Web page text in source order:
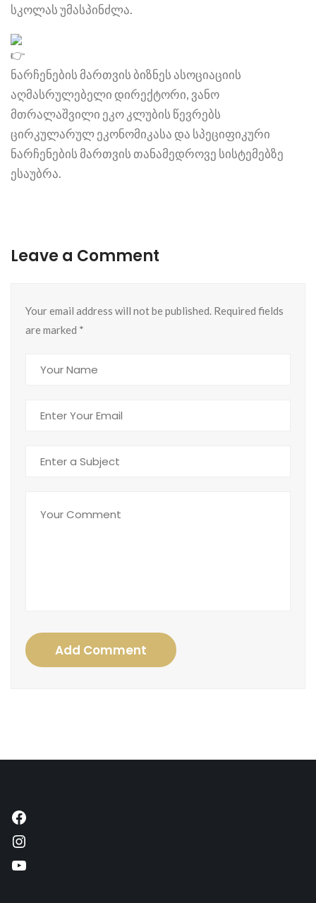
სკოლას უმასპინძლა.
ნარჩენების მართვის ბიზნეს ასოციაციის
აღმასრულებელი დირექტორი, ვანო
მთრალაშვილი ეკო კლუბის წევრებს
ცირკულარულ ეკონომიკასა და სპეციფიკური
ნარჩენების მართვის თანამედროვე სისტემებზე
ესაუბრა.
Leave a Comment
Your email address will not be published. Required fields
are marked *
Add Comment
Facebook
Instagram
YouTube